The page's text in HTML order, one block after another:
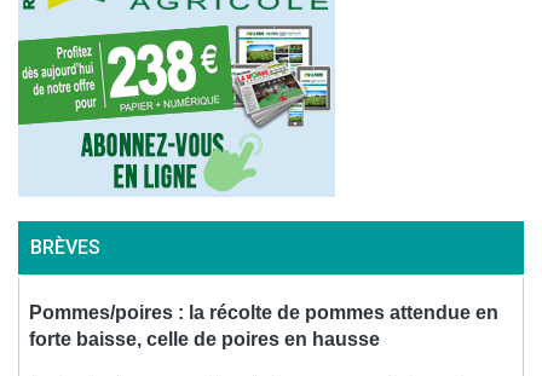
BRÈVES
Pommes/poires : la récolte de pommes attendue en
forte baisse, celle de poires en hausse